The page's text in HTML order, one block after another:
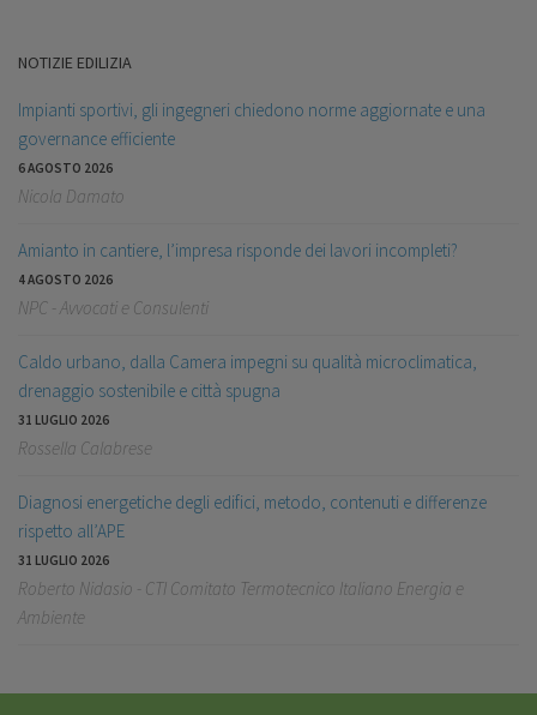
NOTIZIE EDILIZIA
Impianti sportivi, gli ingegneri chiedono norme aggiornate e una
governance efficiente
6 AGOSTO 2026
Nicola Damato
Amianto in cantiere, l’impresa risponde dei lavori incompleti?
4 AGOSTO 2026
NPC - Avvocati e Consulenti
Caldo urbano, dalla Camera impegni su qualità microclimatica,
drenaggio sostenibile e città spugna
31 LUGLIO 2026
Rossella Calabrese
Diagnosi energetiche degli edifici, metodo, contenuti e differenze
rispetto all’APE
31 LUGLIO 2026
Roberto Nidasio - CTI Comitato Termotecnico Italiano Energia e
Ambiente